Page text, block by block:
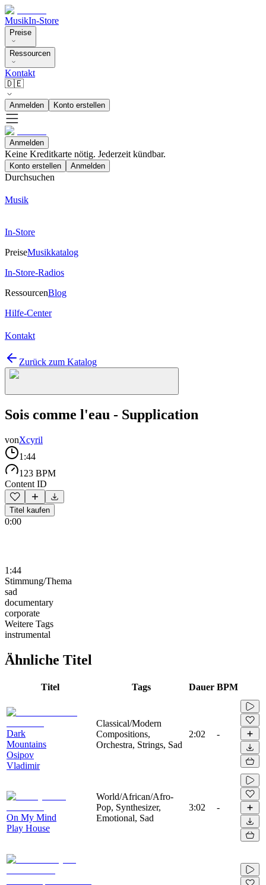
MusikIn-Store
Preise
Ressourcen
Kontakt
🇩🇪
Anmelden Konto erstellen
Anmelden
Keine Kreditkarte nötig. Jederzeit kündbar.
Konto erstellen Anmelden
Durchsuchen
Musik
In-Store
PreiseMusikkatalog
In-Store-Radios
RessourcenBlog
Hilfe-Center
Kontakt
Zurück zum Katalog
Sois comme l'eau - Supplication
vonXcyril
1:44
123 BPM
Content ID
Titel kaufen
0:00
1:44
Stimmung/Thema
sad
documentary
corporate
Weitere Tags
instrumental
Ähnliche Titel
Titel Tags Dauer BPM
Dark
Mountains
Osipov
Vladimir
Classical/Modern
Compositions,
Orchestra, Strings, Sad
2:02 -
On My Mind
Play House
World/African/Afro-
Pop, Synthesizer,
Emotional, Sad
3:02 -